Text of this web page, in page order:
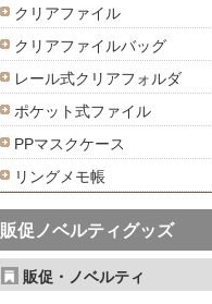
クリアファイル
クリアファイルバッグ
レール式クリアフォルダ
ポケット式ファイル
PPマスクケース
リングメモ帳
販促ノベルティグッズ
販促・ノベルティ